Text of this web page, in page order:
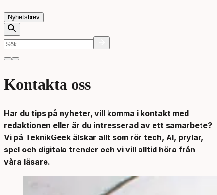
Nyhetsbrev
Kontakta oss
Har du tips på nyheter, vill komma i kontakt med
redaktionen eller är du intresserad av ett samarbete?
Vi på TeknikGeek älskar allt som rör tech, AI, prylar,
spel och digitala trender och vi vill alltid höra från
våra läsare.